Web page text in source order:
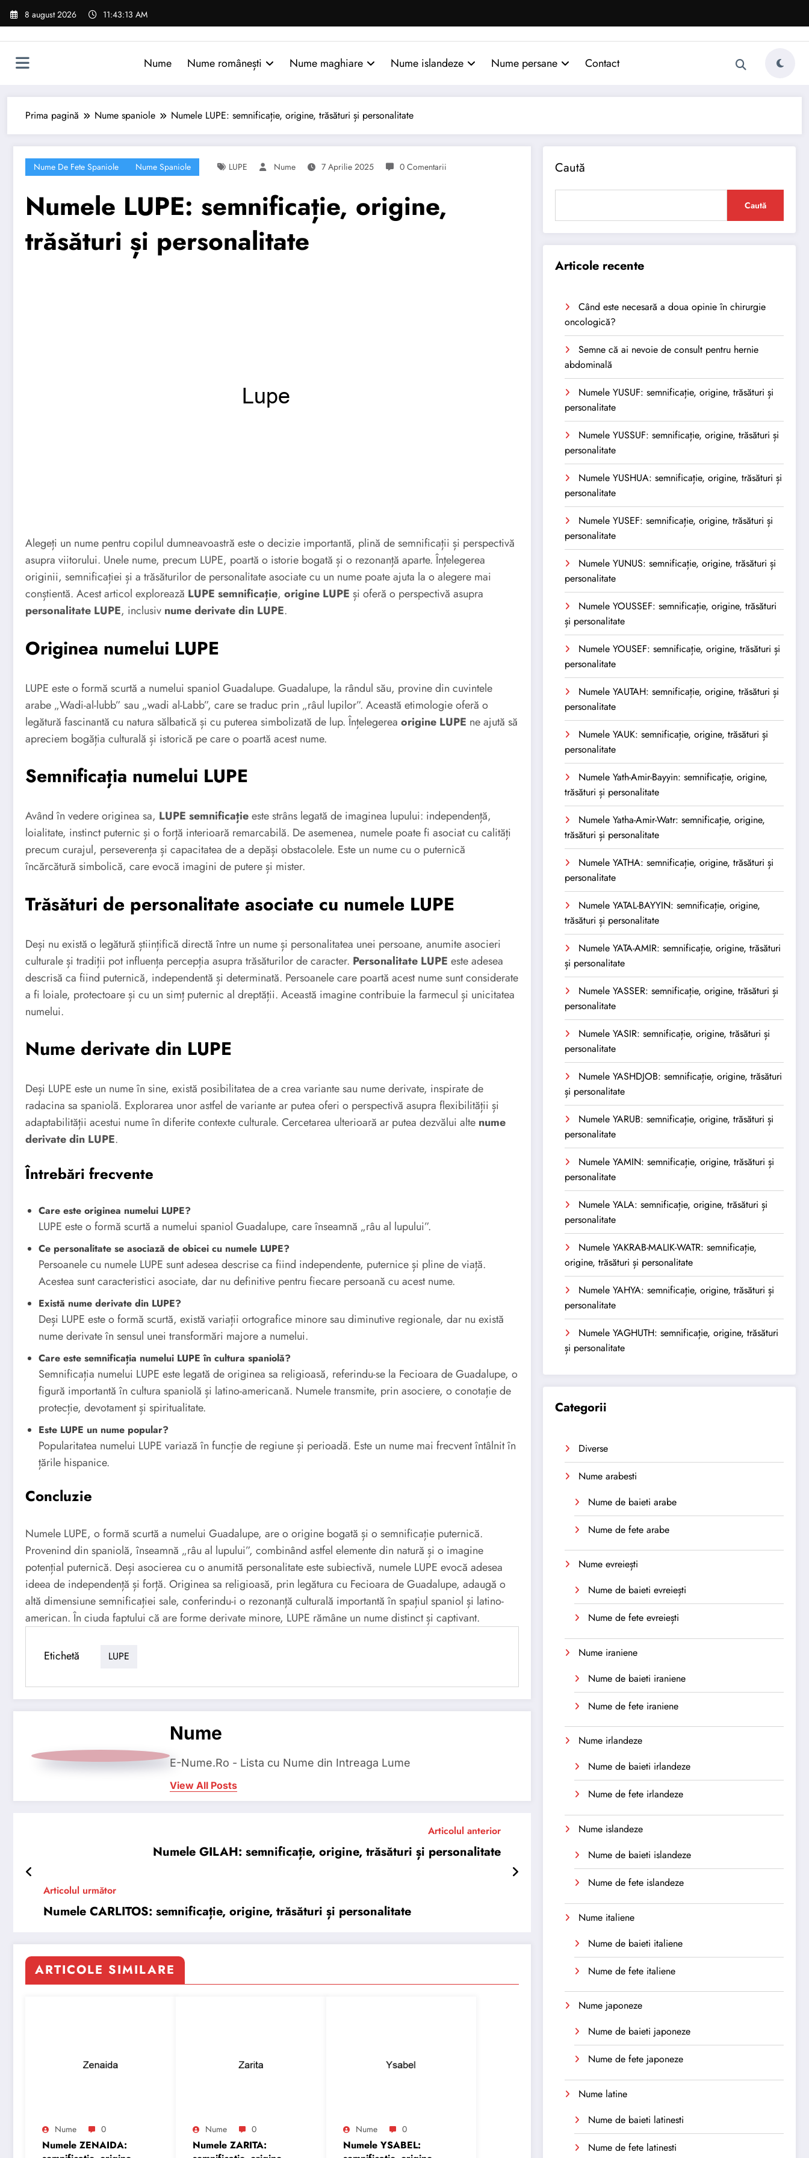
Sari
8 august 2026 11:43:14 AM
Nume Nume românești Nume maghiare Nume islandeze Nume persane Contact
Prima pagină Nume spaniole Numele LUPE: semnificație, origine, trăsături și personalitate
Nume De Fete Spaniole Nume Spaniole LUPE Nume 7 Aprilie 2025 0 Comentarii
Numele LUPE: semnificație, origine,
trăsături și personalitate
Alegeți un nume pentru copilul dumneavoastră este o decizie importantă, plină de semnificații și perspectivă
asupra viitorului. Unele nume, precum LUPE, poartă o istorie bogată și o rezonanță aparte. Înțelegerea
originii, semnificației și a trăsăturilor de personalitate asociate cu un nume poate ajuta la o alegere mai
conștientă. Acest articol explorează LUPE semnificație, origine LUPE și oferă o perspectivă asupra
personalitate LUPE, inclusiv nume derivate din LUPE.
Originea numelui LUPE
LUPE este o formă scurtă a numelui spaniol Guadalupe. Guadalupe, la rândul său, provine din cuvintele
arabe „Wadi-al-lubb” sau „wadi al-Labb”, care se traduc prin „râul lupilor”. Această etimologie oferă o
legătură fascinantă cu natura sălbatică și cu puterea simbolizată de lup. Înțelegerea origine LUPE ne ajută să
apreciem bogăția culturală și istorică pe care o poartă acest nume.
Semnificația numelui LUPE
Având în vedere originea sa, LUPE semnificațieeste strâns legată de imaginea lupului: independență,
loialitate, instinct puternic și o forță interioară remarcabilă. De asemenea, numele poate fi asociat cu calități
precum curajul, perseverența și capacitatea de a depăși obstacolele. Este un nume cu o puternică
încărcătură simbolică, care evocă imagini de putere și mister.
Trăsături de personalitate asociate cu numele LUPE
Deși nu există o legătură științifică directă între un nume și personalitatea unei persoane, anumite asocieri
culturale și tradiții pot influența percepția asupra trăsăturilor de caracter. Personalitate LUPE este adesea
descrisă ca fiind puternică, independentă și determinată. Persoanele care poartă acest nume sunt considerate
a fi loiale, protectoare și cu un simț puternic al dreptății. Această imagine contribuie la farmecul și unicitatea
numelui.
Nume derivate din LUPE
Deși LUPE este un nume în sine, există posibilitatea de a crea variante sau nume derivate, inspirate de
radacina sa spaniolă. Explorarea unor astfel de variante ar putea oferi o perspectivă asupra flexibilității și
adaptabilității acestui nume în diferite contexte culturale. Cercetarea ulterioară ar putea dezvălui alte nume
derivate din LUPE.
Întrebări frecvente
Care este originea numelui LUPE?
LUPE este o formă scurtă a numelui spaniol Guadalupe, care înseamnă „râu al lupului”.
Ce personalitate se asociază de obicei cu numele LUPE?
Persoanele cu numele LUPE sunt adesea descrise ca fiind independente, puternice și pline de viață.
Acestea sunt caracteristici asociate, dar nu definitive pentru fiecare persoană cu acest nume.
Există nume derivate din LUPE?
Deși LUPE este o formă scurtă, există variații ortografice minore sau diminutive regionale, dar nu există
nume derivate în sensul unei transformări majore a numelui.
Care este semnificația numelui LUPE în cultura spaniolă?
Semnificația numelui LUPE este legată de originea sa religioasă, referindu-se la Fecioara de Guadalupe, o
figură importantă în cultura spaniolă și latino-americană. Numele transmite, prin asociere, o conotație de
protecție, devotament și spiritualitate.
Este LUPE un nume popular?
Popularitatea numelui LUPE variază în funcție de regiune și perioadă. Este un nume mai frecvent întâlnit în
țările hispanice.
Concluzie
Numele LUPE, o formă scurtă a numelui Guadalupe, are o origine bogată și o semnificație puternică.
Provenind din spaniolă, înseamnă „râu al lupului”, combinând astfel elemente din natură și o imagine
potențial puternică. Deși asocierea cu o anumită personalitate este subiectivă, numele LUPE evocă adesea
ideea de independență și forță. Originea sa religioasă, prin legătura cu Fecioara de Guadalupe, adaugă o
altă dimensiune semnificației sale, conferindu-i o rezonanță culturală importantă în spațiul spaniol și latino-
american. În ciuda faptului că are forme derivate minore, LUPE rămâne un nume distinct și captivant.
Etichetă LUPE
Nume
E-Nume.Ro - Lista cu Nume din Intreaga Lume
View All Posts
Articolul anterior
Numele GILAH: semnificație, origine, trăsături și personalitate
Articolul următor
Numele CARLITOS: semnificație, origine, trăsături și personalitate
ARTICOLE SIMILARE
Nume 0
Numele ZENAIDA:
Nume 0
Numele ZARITA:
Nume 0
Numele YSABEL:
Caută
Caută
Articole recente
Când este necesară a doua opinie în chirurgie
oncologică?
Semne că ai nevoie de consult pentru hernie
abdominală
Numele YUSUF: semnificație, origine, trăsături și
personalitate
Numele YUSSUF: semnificație, origine, trăsături și
personalitate
Numele YUSHUA: semnificație, origine, trăsături și
personalitate
Numele YUSEF: semnificație, origine, trăsături și
personalitate
Numele YUNUS: semnificație, origine, trăsături și
personalitate
Numele YOUSSEF: semnificație, origine, trăsături
și personalitate
Numele YOUSEF: semnificație, origine, trăsături și
personalitate
Numele YAUTAH: semnificație, origine, trăsături și
personalitate
Numele YAUK: semnificație, origine, trăsături și
personalitate
Numele Yath-Amir-Bayyin: semnificație, origine,
trăsături și personalitate
Numele Yatha-Amir-Watr: semnificație, origine,
trăsături și personalitate
Numele YATHA: semnificație, origine, trăsături și
personalitate
Numele YATAL-BAYYIN: semnificație, origine,
trăsături și personalitate
Numele YATA-AMIR: semnificație, origine, trăsături
și personalitate
Numele YASSER: semnificație, origine, trăsături și
personalitate
Numele YASIR: semnificație, origine, trăsături și
personalitate
Numele YASHDJOB: semnificație, origine, trăsături
și personalitate
Numele YARUB: semnificație, origine, trăsături și
personalitate
Numele YAMIN: semnificație, origine, trăsături și
personalitate
Numele YALA: semnificație, origine, trăsături și
personalitate
Numele YAKRAB-MALIK-WATR: semnificație,
origine, trăsături și personalitate
Numele YAHYA: semnificație, origine, trăsături și
personalitate
Numele YAGHUTH: semnificație, origine, trăsături
și personalitate
Categorii
Diverse
Nume arabesti
Nume de baieti arabe
Nume de fete arabe
Nume evreiești
Nume de baieti evreiești
Nume de fete evreiești
Nume iraniene
Nume de baieti iraniene
Nume de fete iraniene
Nume irlandeze
Nume de baieti irlandeze
Nume de fete irlandeze
Nume islandeze
Nume de baieti islandeze
Nume de fete islandeze
Nume italiene
Nume de baieti italiene
Nume de fete italiene
Nume japoneze
Nume de baieti japoneze
Nume de fete japoneze
Nume latine
Nume de baieti latinesti
Nume de fete latinesti